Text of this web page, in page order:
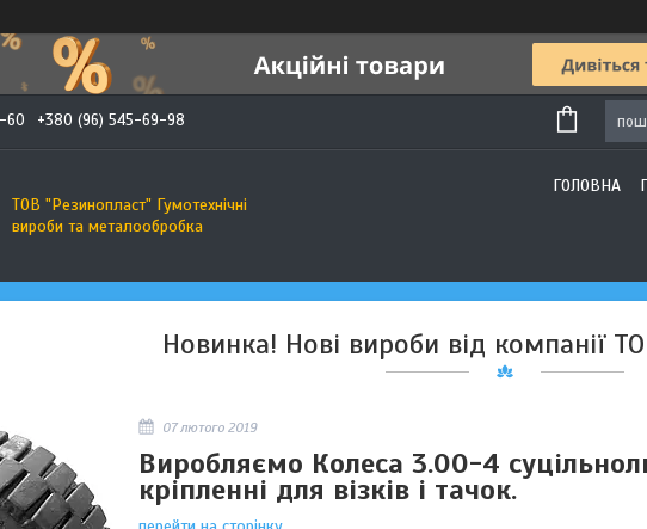
60 +380 (96) 545-69-98
ТОВ "Резинопласт" Гумотехнічні
вироби та металообробка
ГОЛОВНА
Новинка! Нові вироби від компанії
07 лютого 2019
Виробляємо Колеса 3.00-4
кріпленні для візків і тачок.